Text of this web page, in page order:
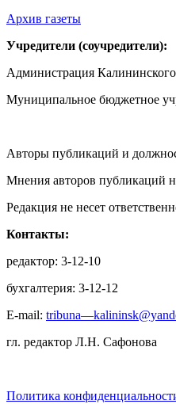
Архив газеты
Учредители (соучредители):
Администрация
Муниципальное бюджетное
Авторы публикаций и
Мнения авторов публикаций
Редакция не несет
Контакты:
редактор: 3-12-10
бухгалтерия: 3-12-12
E-mail:
гл. редактор Л.Н. Сафонова
Политика